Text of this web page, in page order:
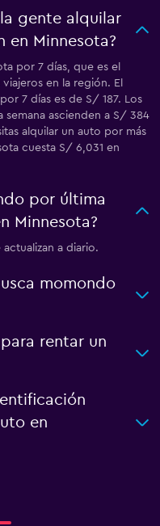
gente alquilar
en Minnesota?
por 7 días, que es el
en la región. El
7 días es de S/ 187. Los
semana ascienden a S/ 384
alquilar un auto por más
cuesta S/ 6,031 en
por última
Minnesota?
a diario.
momondo
rentar un
en